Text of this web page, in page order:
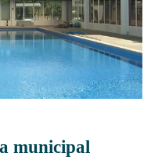
municipal